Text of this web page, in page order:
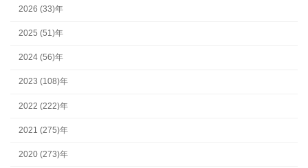
2026 (33)年
2025 (51)年
2024 (56)年
2023 (108)年
2022 (222)年
2021 (275)年
2020 (273)年